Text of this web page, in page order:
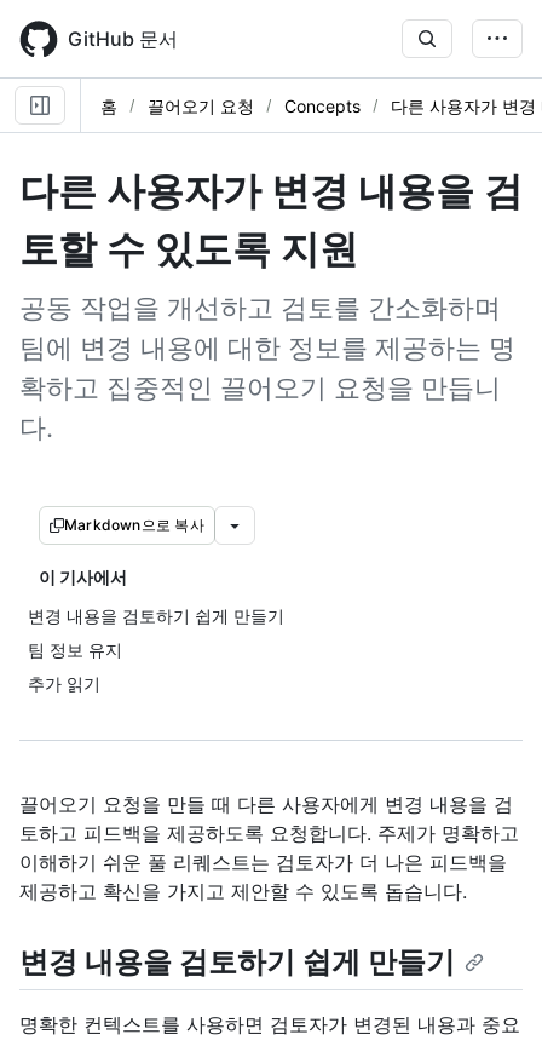
main
content
GitHub 문서
홈 끌어오기 요청 Concepts 다른 사용자가 변
다른 사용자가 변경 내용을 검
토할 수 있도록 지원
공동 작업을 개선하고 검토를 간소화하며
팀에 변경 내용에 대한 정보를 제공하는 명
확하고 집중적인 끌어오기 요청을 만듭니
다.
Markdown으로 복사
이 기사에서
변경 내용을 검토하기 쉽게 만들기
팀 정보 유지
추가 읽기
끌어오기 요청을 만들 때 다른 사용자에게 변경 내용을 검
토하고 피드백을 제공하도록 요청합니다. 주제가 명확하고
이해하기 쉬운 풀 리퀘스트는 검토자가 더 나은 피드백을
제공하고 확신을 가지고 제안할 수 있도록 돕습니다.
변경 내용을 검토하기 쉽게 만들기
명확한 컨텍스트를 사용하면 검토자가 변경된 내용과 중요